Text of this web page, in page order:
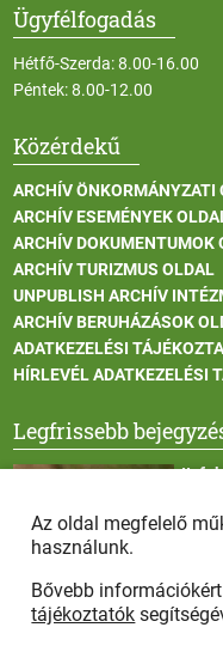
Ügyfélfogadás
Hétfő-Szerda: 8.00-16.00
Péntek: 8.00-12.00
Közérdekű
ARCHÍV ÖNKORMÁNYZATI
ARCHÍV ESEMÉNYEK
ARCHÍV DOKUMENTUMOK
ARCHÍV TURIZMUS OLDAL
UNPUBLISH ARCHÍV
ARCHÍV BERUHÁZÁSOK
ADATKEZELÉSI
HÍRLEVÉL ADATKEZELÉSI
Legfrissebb
II.
Az oldal megfelelő
használunk.
Bővebb
tájékoztatók